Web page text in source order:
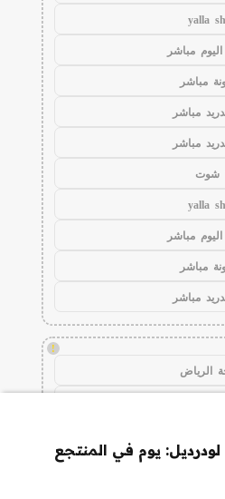
لودرديل: يوم في المنتجع
yalla
مباشر
مباشر
مباشر
مباشر
شوت
yalla
مباشر
مباشر
مباشر
!
الرياض